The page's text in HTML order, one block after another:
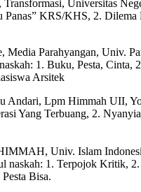
Universitas
Panas” KRS/KHS, 2. Dilema
Media Parahyangan, Univ.
1. Buku, Pesta,
Arsitek
Andari, Lpm Himmah UII,
Yang Terbuang, 2.
Univ. Islam
naskah: 1. Terpojok Kritik, 2.
Bisa.